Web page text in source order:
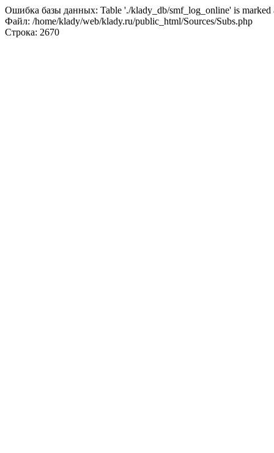
Ошибка базы данных: Table './klady_db/smf_log_online' is marked
Файл: /home/klady/web/klady.ru/public_html/Sources/Subs.php
Строка: 2670